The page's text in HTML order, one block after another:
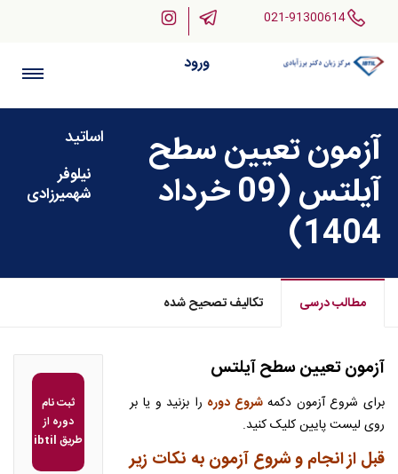
021-91300614
ورود
آزمون تعیین سطح
آیلتس (09 خرداد
1404)
اساتید
نیلوفر
شهمیرزادی
مطالب درسی تکالیف تصحیح شده
آزمون تعیین سطح آیلتس
برای شروع آزمون دکمهشروع دوره را بزنید و یا بر
روی لیست پایین کلیک کنید.
قبل از انجام و شروع آزمون به نکات زیر
ثبت نام
دوره از
طریق ibtil